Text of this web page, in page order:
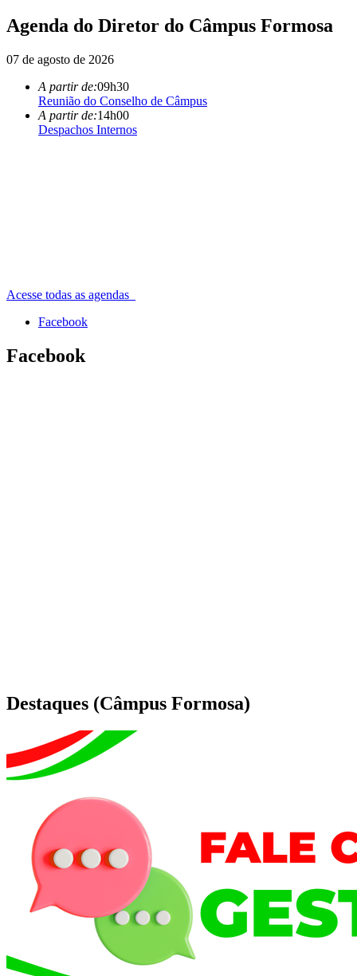
Agenda do Diretor do Câmpus Formosa
07 de agosto de 2026
A partir de:09h30
Reunião do Conselho de Câmpus
A partir de:14h00
Despachos Internos
Acesse todas as agendas
Facebook
Facebook
Destaques (Câmpus Formosa)